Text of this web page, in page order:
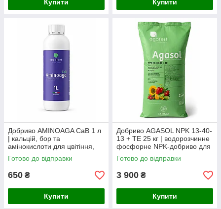
Купити Купити
Добриво AMINOAGA CaB 1 л
| кальцій, бор та
амінокислоти для цвітіння,
зав'язування плодів і
підвищення якості врожаю,
Готово до відправки
650 ₴
Купити
Добриво AGASOL NPK 13-40-
13 + TE 25 кг | водорозчинне
фосфорне NPK-добриво для
укорінення та стартового
розвитку, Італія
Готово до відправки
3 900 ₴
Купити